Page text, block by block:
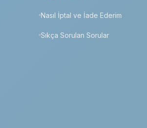
Nasıl İptal ve İade Ederim
Sıkça Sorulan Sorular